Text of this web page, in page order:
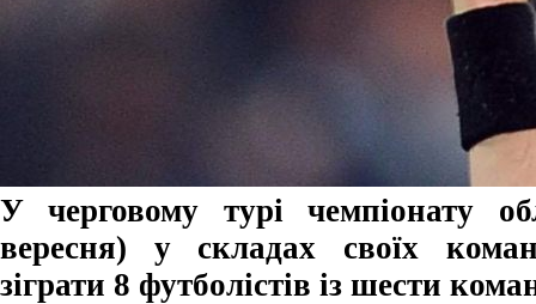
У черговому турі чемпіонату
вересня) у складах своїх
зіграти 8 футболістів із шести